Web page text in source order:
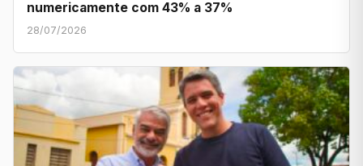
numericamente com 43% a 37%
28/07/2026